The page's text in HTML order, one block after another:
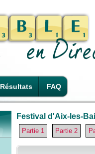
Résultats FAQ
Festival d'Aix-les-
Partie 1 Partie 2